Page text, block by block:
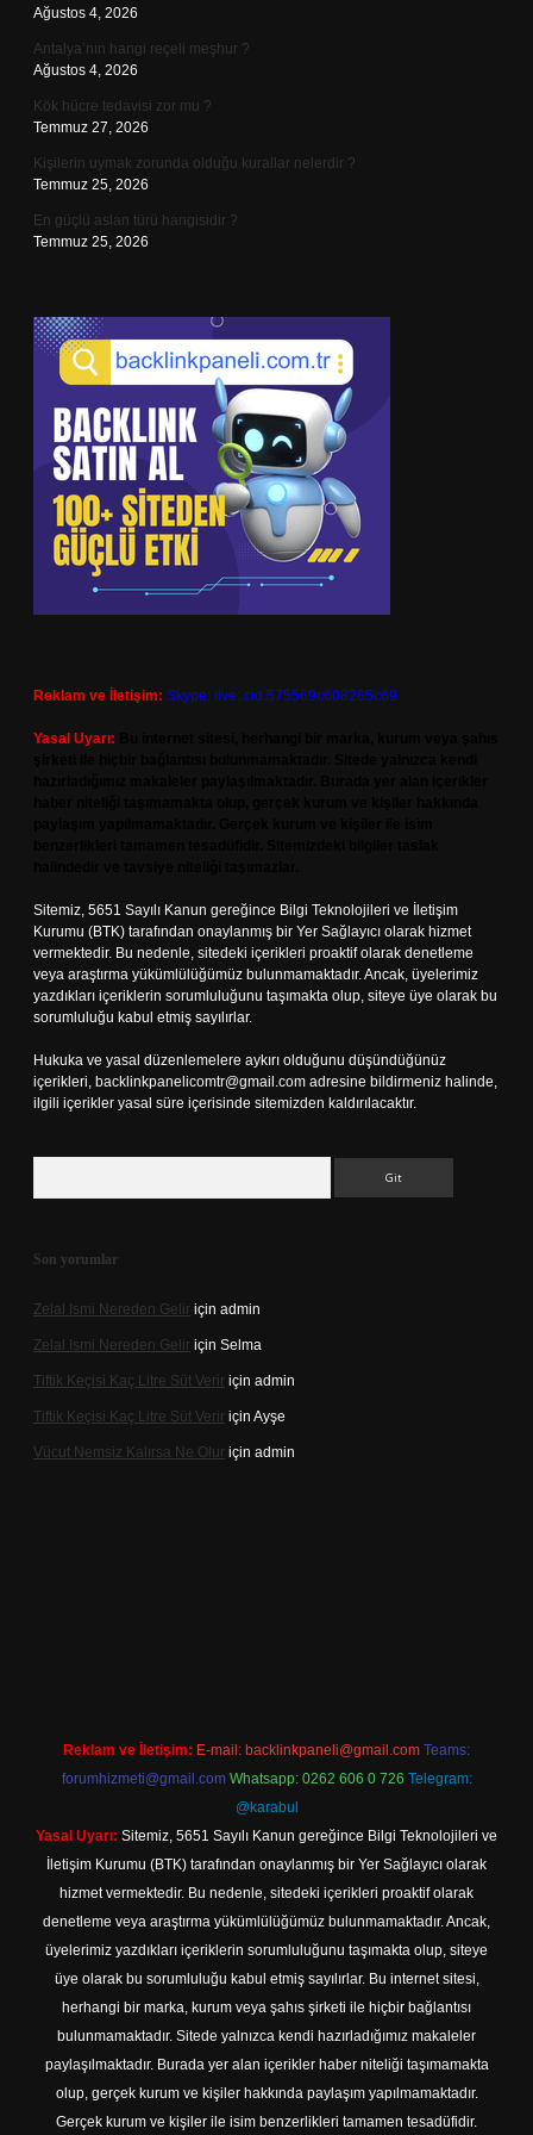
Ağustos 4, 2026
Antalya’nın hangi reçeli meşhur ?
Ağustos 4, 2026
Kök hücre tedavisi zor mu ?
Temmuz 27, 2026
Kişilerin uymak zorunda olduğu kurallar nelerdir ?
Temmuz 25, 2026
En güçlü aslan türü hangisidir ?
Temmuz 25, 2026
Reklam ve İletişim: Skype: live:.cid.575569c608265c69
Yasal Uyarı:
Sitemiz, 5651 Sayılı Kanun gereğince Bilgi Teknolojileri ve İletişim
Kurumu (BTK) tarafından onaylanmış bir Yer Sağlayıcı olarak hizmet
vermektedir. Bu nedenle, sitedeki içerikleri proaktif olarak denetleme
veya araştırma yükümlülüğümüz bulunmamaktadır. Ancak, üyelerimiz
yazdıkları içeriklerin sorumluluğunu taşımakta olup, siteye üye olarak bu
sorumluluğu kabul etmiş sayılırlar.
Hukuka ve yasal düzenlemelere aykırı olduğunu düşündüğünüz
içerikleri, backlinkpanelicomtr@gmail.com adresine bildirmeniz halinde,
ilgili içerikler yasal süre içerisinde sitemizden kaldırılacaktır.
Son yorumlar
Zelal Ismi Nereden Gelir için admin
Zelal Ismi Nereden Gelir için Selma
Tiftik Keçisi Kaç Litre Süt Verir için admin
Tiftik Keçisi Kaç Litre Süt Verir için Ayşe
Vücut Nemsiz Kalırsa Ne Olur için admin
Reklam ve İletişim: E-mail: backlinkpaneli@gmail.com Teams:
forumhizmeti@gmail.com Whatsapp: 0262 606 0 726 Telegram:
@karabul
Yasal Uyarı: Sitemiz, 5651 Sayılı Kanun gereğince Bilgi Teknolojileri ve
İletişim Kurumu (BTK) tarafından onaylanmış bir Yer Sağlayıcı olarak
hizmet vermektedir. Bu nedenle, sitedeki içerikleri proaktif olarak
denetleme veya araştırma yükümlülüğümüz bulunmamaktadır. Ancak,
üyelerimiz yazdıkları içeriklerin sorumluluğunu taşımakta olup, siteye
üye olarak bu sorumluluğu kabul etmiş sayılırlar. Bu internet sitesi,
herhangi bir marka, kurum veya şahıs şirketi ile hiçbir bağlantısı
bulunmamaktadır. Sitede yalnızca kendi hazırladığımız makaleler
paylaşılmaktadır. Burada yer alan içerikler haber niteliği taşımamakta
olup, gerçek kurum ve kişiler hakkında paylaşım yapılmamaktadır.
Gerçek kurum ve kişiler ile isim benzerlikleri tamamen tesadüfidir.